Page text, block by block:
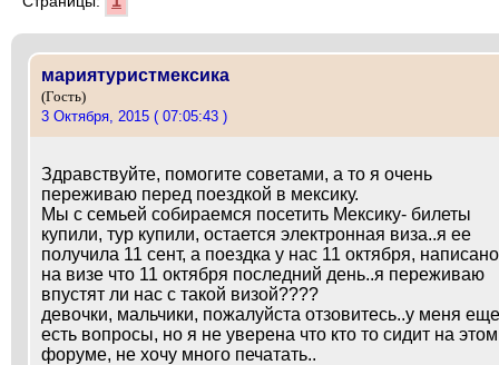
мариятуристмексика
(Гость)
3 Октября, 2015 ( 07:05:43 )
Здравствуйте, помогите советами, а то я очень
переживаю перед поездкой в мексику.
Мы с семьей собираемся посетить Мексику- билеты
купили, тур купили, остается электронная виза..я ее
получила 11 сент, а поездка у нас 11 октября, написано
на визе что 11 октября последний день..я переживаю
впустят ли нас с такой визой????
девочки, мальчики, пожалуйста отзовитесь..у меня еще
есть вопросы, но я не уверена что кто то сидит на этом
форуме, не хочу много печатать..